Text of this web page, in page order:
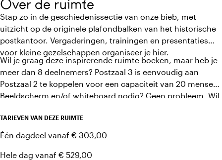
Over de ruimte
Stap zo in de geschiedenissectie van onze bieb, met
uitzicht op de originele plafondbalken van het historische
postkantoor. Vergaderingen, trainingen en presentaties
voor kleine gezelschappen organiseer je hier.
Wil je graag deze inspirerende ruimte boeken, maar heb je
meer dan 8 deelnemers? Postzaal 3 is eenvoudig aan
Postzaal 2 te koppelen voor een capaciteit van 20 mensen.
Beeldscherm en/of whiteboard nodig? Geen probleem. Wil
vergadering in een van onze grotere zalen? Daar zijn
Postzaal 1, 2 en 3 dé ideale keuze voor.
TARIEVEN VAN DEZE RUIMTE
Één dagdeel vanaf € 303,00
Hele dag vanaf € 529,00